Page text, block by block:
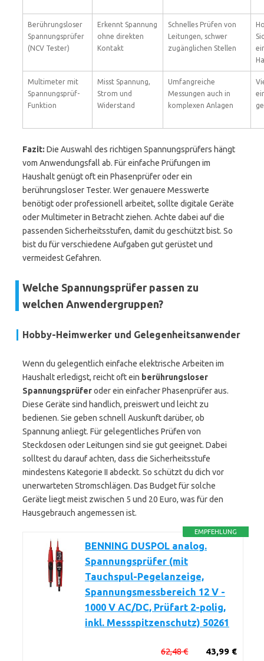
Berührungsloser
Spannungsprüfer
(NCV Tester)
Erkennt Spannung
ohne direkten
Kontakt
Schnelles Prüfen von
Leitungen, schwer
zugänglichen Stellen
Multimeter mit
Spannungsprüf-
Funktion
Misst Spannung,
Strom und
Widerstand
Umfangreiche
Messungen auch in
komplexen Anlagen
Fazit: Die Auswahl des richtigen Spannungsprüfers hängt
vom Anwendungsfall ab. Für einfache Prüfungen im
Haushalt genügt oft ein Phasenprüfer oder ein
berührungsloser Tester. Wer genauere Messwerte
benötigt oder professionell arbeitet, sollte digitale Geräte
oder Multimeter in Betracht ziehen. Achte dabei auf die
passenden Sicherheitsstufen, damit du geschützt bist. So
bist du für verschiedene Aufgaben gut gerüstet und
vermeidest Gefahren.
Welche Spannungsprüfer passen zu
welchen Anwendergruppen?
Hobby-Heimwerker und Gelegenheitsanwender
Wenn du gelegentlich einfache elektrische Arbeiten im
Haushalt erledigst, reicht oft ein berührungsloser
Spannungsprüferoder ein einfacher Phasenprüfer aus.
Diese Geräte sind handlich, preiswert und leicht zu
bedienen. Sie geben schnell Auskunft darüber, ob
Spannung anliegt. Für gelegentliches Prüfen von
Steckdosen oder Leitungen sind sie gut geeignet. Dabei
solltest du darauf achten, dass die Sicherheitsstufe
mindestens Kategorie II abdeckt. So schützt du dich vor
unerwarteten Stromschlägen. Das Budget für solche
Geräte liegt meist zwischen 5 und 20 Euro, was für den
Hausgebrauch angemessen ist.
EMPFEHLUNG
BENNING DUSPOL analog.
Spannungsprüfer (mit
Tauchspul-Pegelanzeige,
Spannungsmessbereich 12 V -
1000 V AC/DC, Prüfart 2-polig,
inkl. Messspitzenschutz) 50261
43,99 €
62,48 €